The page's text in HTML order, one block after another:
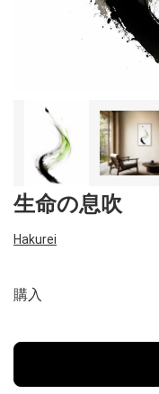
生命の息吹
Hakurei
購入